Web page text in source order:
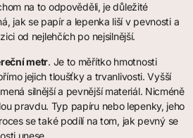
na to odpověděli, je důležité
jak se papír a lepenka liší v pevnosti a
od nejlehčích po nejsilnější.
metr. Je to měřítko hmotnosti
jejich tloušťky a trvanlivosti. Vyšší
silnější a pevnější materiál. Nicméně
pravdu. Typ papíru nebo lepenky, jeho
se také podílí na tom, jak pevný se
unese.